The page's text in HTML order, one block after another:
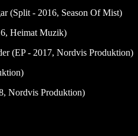
(Split - 2016, Season Of Mist)
Heimat Muzik)
(EP - 2017, Nordvis Produktion)
Nordvis Produktion)